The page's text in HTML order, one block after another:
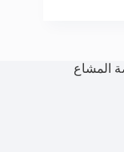
المشاع